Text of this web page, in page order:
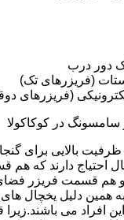
دور درب
(فریزرهای تک)
(فریزرهای
سامسونگ در کوکاکولا
ظرفیت بالایی برای
احتیاج دارند که
و هم قسمت فریزر
همین دلیل یخچال
این افراد می